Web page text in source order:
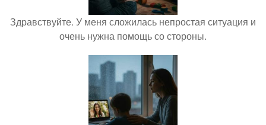
Здравствуйте. У меня сложилась непростая ситуация и
очень нужна помощь со стороны.